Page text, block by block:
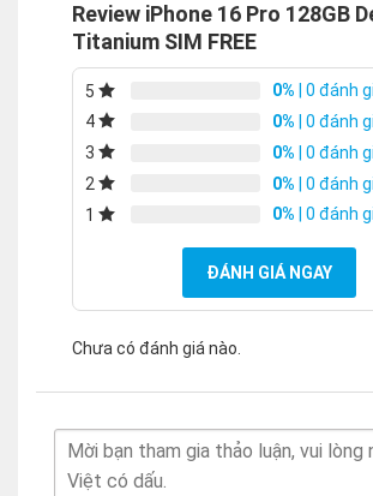
Review iPhone 16 Pro 128GB
Titanium SIM FREE
5 0% | 0 đánh
4
0% | 0 đánh
3
0% | 0 đánh
2
0% | 0 đánh
1
0% | 0 đánh
ĐÁNH GIÁ NGAY
Chưa có đánh giá nào.